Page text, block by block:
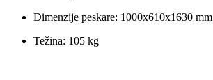
Dimenzije peskare: 1000x610x1630 mm
Težina: 105 kg